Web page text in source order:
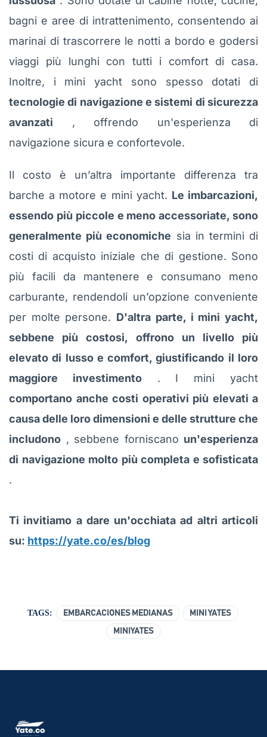
bagni e aree di intrattenimento, consentendo ai
marinai di trascorrere le notti a bordo e godersi
viaggi più lunghi con tutti i comfort di casa.
Inoltre, i mini yacht sono spesso dotati di
tecnologie di navigazione e sistemi di sicurezza
avanzati , offrendo un'esperienza di
navigazione sicura e confortevole.
Il costo è un’altra importante differenza tra
barche a motore e mini yacht. Le imbarcazioni,
essendo più piccole e meno accessoriate, sono
generalmente più economiche sia in termini di
costi di acquisto iniziale che di gestione. Sono
più facili da mantenere e consumano meno
carburante, rendendoli un’opzione conveniente
per molte persone. D'altra parte, i mini yacht,
sebbene più costosi, offrono un livello più
elevato di lusso e comfort, giustificando il loro
maggiore investimento. I mini yacht
comportano anche costi operativi più elevati a
causa delle loro dimensioni e delle strutture che
includono , sebbene forniscano un'esperienza
di navigazione molto più completa e sofisticata
.
Ti invitiamo a dare un'occhiata ad altri articoli
su: https://yate.co/es/blog
TAGS: EMBARCACIONES MEDIANAS MINI YATES
MINIYATES